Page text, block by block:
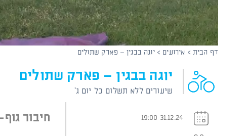
Control-
דף הבית > אירועים >יוגה בבגין – פארק שתולים
יוגה בבגין – פארק שתולים
שיעורים ללא תשלום כל יום ג'
31.12.24 19:00 חיבור